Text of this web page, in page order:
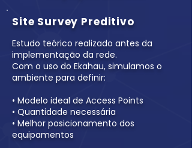
Site Survey Preditivo
Estudo teórico realizado antes da
implementação da rede.
Com o uso do Ekahau, simulamos o
ambiente para definir:
• Modelo ideal de Access Points
• Quantidade necessária
• Melhor posicionamento dos
equipamentos